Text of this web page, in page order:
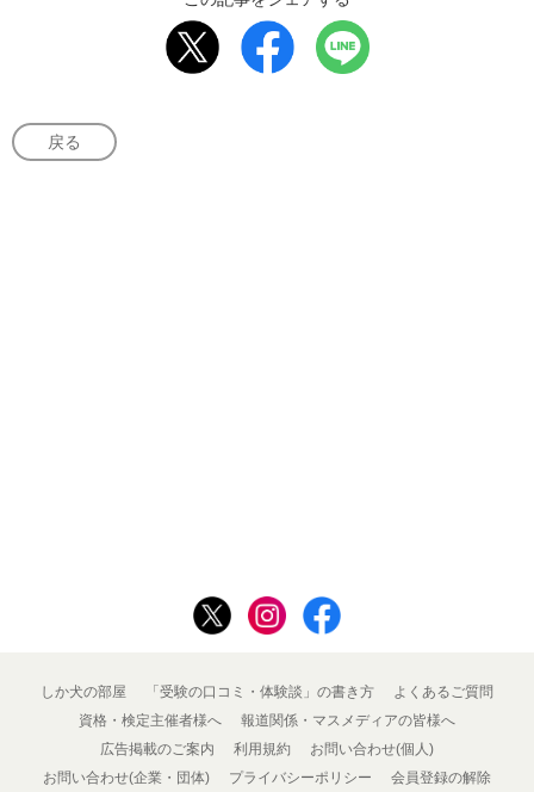
戻る
しか犬の部屋 「受験の口コミ・体験談」の書き方
よくあるご質問
資格・検定主催者様へ
報道関係・マスメディアの皆様へ
広告掲載のご案内
利用規約
お問い合わせ(個人)
お問い合わせ(企業・団体)
プライバシーポリシー 会員登録の解除